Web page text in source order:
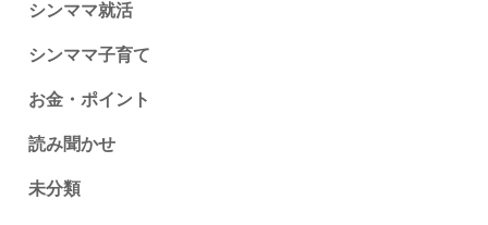
シンママ就活
シンママ子育て
お金・ポイント
読み聞かせ
未分類